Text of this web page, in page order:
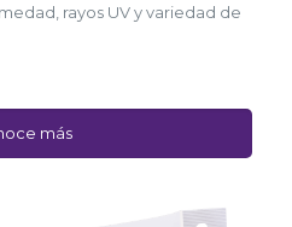
rayos UV y variedad de
más